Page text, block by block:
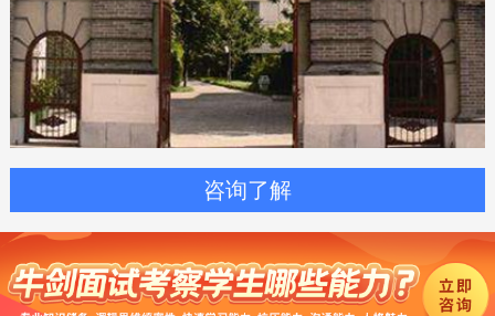
咨询了解